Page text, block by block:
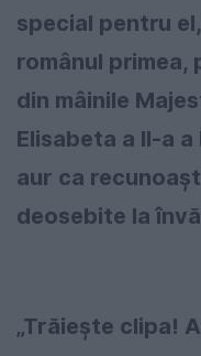
special pentru
românul primea,
din mâinile
Elisabeta a II-a
aur ca
deosebite la
„Trăiește clipa!